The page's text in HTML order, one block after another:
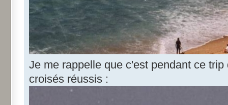
Je me rappelle que c'est pendant ce
croisés réussis :